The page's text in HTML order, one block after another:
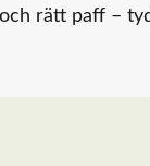
rätt paff –